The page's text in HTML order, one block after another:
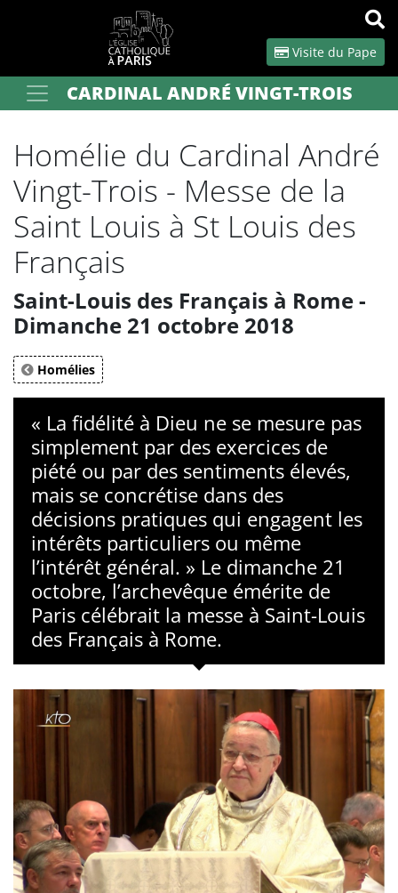
Visite du Pape
Votre recherche OK
CARDINAL ANDRÉ VINGT-TROIS
Homélie du Cardinal André
Vingt-Trois - Messe de la
Saint Louis à St Louis des
Français
Saint-Louis des Français à Rome -
Dimanche 21 octobre 2018
Homélies
« La fidélité à Dieu ne se mesure pas
simplement par des exercices de
piété ou par des sentiments élevés,
mais se concrétise dans des
décisions pratiques qui engagent les
intérêts particuliers ou même
l’intérêt général. » Le dimanche 21
octobre, l’archevêque émérite de
Paris célébrait la messe à Saint-Louis
des Français à Rome.
Panneau de gestion des cookies